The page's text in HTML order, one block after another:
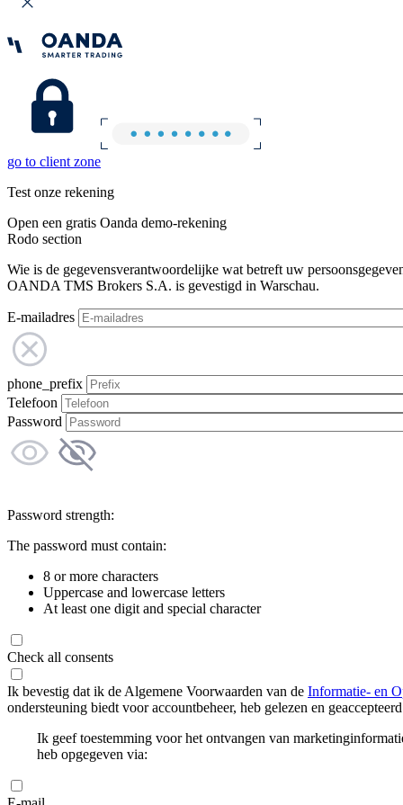
go to client zone
Test onze rekening
Open een gratis Oanda demo-rekening
Rodo section
Wie is de gegevensverantwoordelijke wat betreft uw
OANDA TMS Brokers S.A. is gevestigd in Warschau.
E-mailadres
phone_prefix
Telefoon
Password
Password strength:
The password must contain:
8 or more characters
Uppercase and lowercase letters
At least one digit and special character
Check all consents
Ik bevestig dat ik de Algemene Voorwaarden van de Informatie- en
ondersteuning biedt voor accountbeheer, heb gelezen en
Ik geef toestemming voor het ontvangen van
heb opgegeven via: